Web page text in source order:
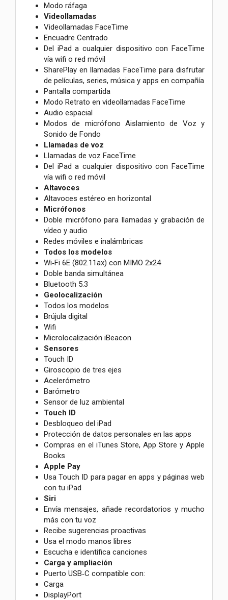
Modo ráfaga
Videollamadas
Videollamadas FaceTime
Encuadre Centrado
Del iPad a cualquier dispositivo con FaceTime
vía wifi o red móvil
SharePlay en llamadas FaceTime para disfrutar
de películas, series, música y apps en compañía
Pantalla compartida
Modo Retrato en videollamadas FaceTime
Audio espacial
Modos de micrófono Aislamiento de Voz y
Sonido de Fondo
Llamadas de voz
Llamadas de voz FaceTime
Del iPad a cualquier dispositivo con FaceTime
vía wifi o red móvil
Altavoces
Altavoces estéreo en horizontal
Micrófonos
Doble micrófono para llamadas y grabación de
vídeo y audio
Redes móviles e inalámbricas
Todos los modelos
Wi‑Fi 6E (802.11ax) con MIMO 2x24
Doble banda simultánea
Bluetooth 5.3
Geolocalización
Todos los modelos
Brújula digital
Wifi
Microlocalización iBeacon
Sensores
Touch ID
Giroscopio de tres ejes
Acelerómetro
Barómetro
Sensor de luz ambiental
Touch ID
Desbloqueo del iPad
Protección de datos personales en las apps
Compras en el iTunes Store, App Store y Apple
Books
Apple Pay
Usa Touch ID para pagar en apps y páginas web
con tu iPad
Siri
Envía mensajes, añade recordatorios y mucho
más con tu voz
Recibe sugerencias proactivas
Usa el modo manos libres
Escucha e identifica canciones
Carga y ampliación
Puerto USB‑C compatible con:
Carga
DisplayPort